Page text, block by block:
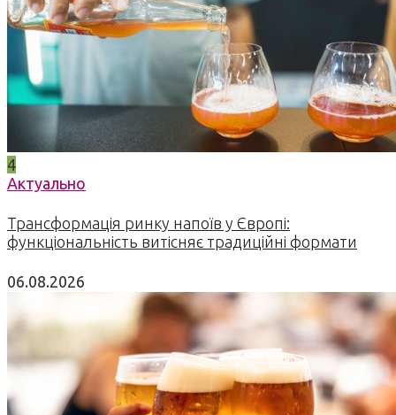
4
Актуально
Трансформація ринку напоїв у Європі:
функціональність витісняє традиційні формати
06.08.2026